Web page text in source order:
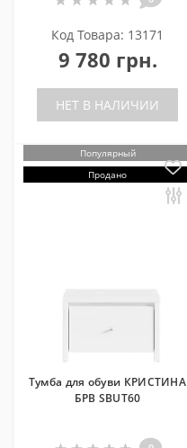
Код Товара: 13171
9 780 грн.
НЕТ В НАЛИЧИИ
Популярный
Продано
Тумба для обуви КРИСТИНА
БРВ SBUT60